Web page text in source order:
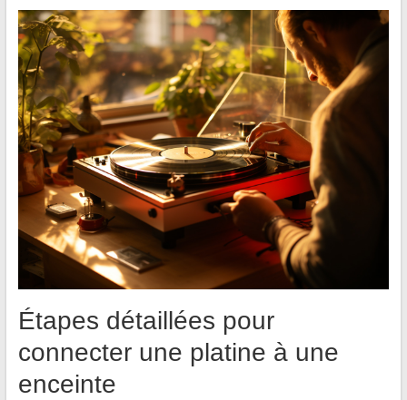
Étapes détaillées pour
connecter une platine à une
enceinte